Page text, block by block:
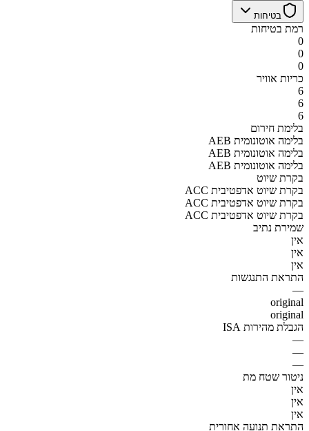
בטיחות
רמת בטיחות
0
0
0
כריות אוויר
6
6
6
בלימת חירום
AEB בלימה אוטונומית
AEB בלימה אוטונומית
AEB בלימה אוטונומית
בקרת שיוט
ACC בקרת שיוט אדפטיבית
ACC בקרת שיוט אדפטיבית
ACC בקרת שיוט אדפטיבית
שמירת נתיב
אין
אין
אין
התראת התנגשות
—
original
original
הגבלת מהירות ISA
—
—
—
ניטור שטח מת
אין
אין
אין
התראת תנועה אחורית